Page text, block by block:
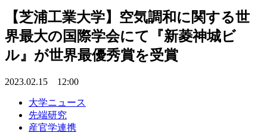
【芝浦工業大学】空気調和に関する世
界最大の国際学会にて『新菱神城ビ
ル』が世界最優秀賞を受賞
2023.02.15 12:00
大学ニュース
先端研究
産官学連携